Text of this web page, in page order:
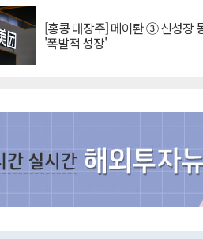
[홍콩 대장주] 메이퇀 ③ 신성장
'폭발적 성장'